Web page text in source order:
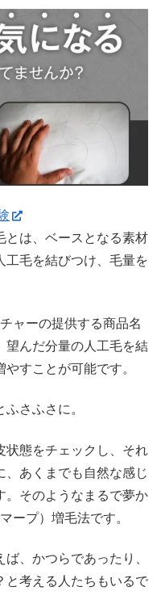
とは、ベースとなる素材
工毛を結びつけ、毛量を
ャーの提供する商品名
望んだ分量の人工毛を結
すことが可能です。
さふさに。
状態をチェックし、それ
、あくまでも自然な感じ
。そのようなまるで夢か
ープ）増毛法です。
、かつらであったり、
と考える人たちもいるで